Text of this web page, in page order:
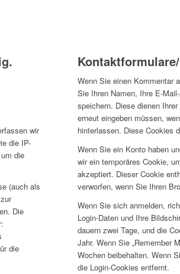
wir
die IP-
die
(auch als
Die
die
Wenn Sie einen Kommentar
Sie Ihren Namen, Ihre E-
speichern. Diese dienen
erneut eingeben müssen,
hinterlassen. Diese Cookies
Wenn Sie ein Konto haben
wir ein temporäres Cookie,
akzeptiert. Dieser Cookie
verworfen, wenn Sie Ihren
Wenn Sie sich anmelden,
Login-Daten und Ihre
dauern zwei Tage, und die
Jahr.Wenn Sie „Remember
Wochen beibehalten.Wenn
die Login-Cookies entfernt.